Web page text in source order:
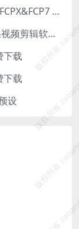
SplitScreen X FCPX&FCP7分屏插件 FCPX&FCP7 Split Screen Plugin
Final Cut Pro 7 for MAC 中文版苹果视频剪辑软件免费下载
下载
下载
设
版权所有
版权所有
版权所